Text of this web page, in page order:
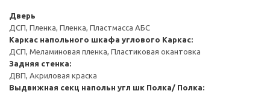
Дверь
ДСП, Пленка, Пленка, Пластмасса АБС
Каркас напольного шкафа углового Каркас:
ДСП, Меламиновая пленка, Пластиковая окантовка
Задняя стенка:
ДВП, Акриловая краска
Выдвижная секц напольн угл шк Полка/ Полка: